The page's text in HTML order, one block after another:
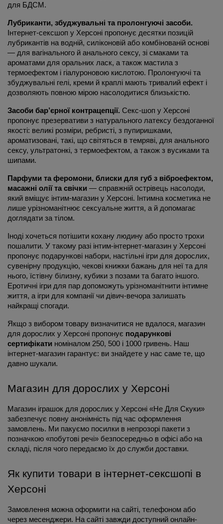
для БДСМ.
Лубриканти, збуджувальні та пролонгуючі засоби.
Інтернет-сексшоп у Херсоні пропонує десятки позицій
лубрикантів на водній, силіконовій або комбінованій основі
— для вагінального й анального сексу, зі смаками та
ароматами для оральних ласк, а також мастила з
термоефектом і гіалуроновою кислотою. Пролонгуючі та
збуджувальні гелі, креми й краплі мають тривалий ефект і
дозволяють повною мірою насолодитися близькістю.
Засоби бар’єрної контрацепції. Секс-шоп у Херсоні
пропонує презервативи з натурального латексу бездоганної
якості: великі розміри, ребристі, з пупиришками,
ароматизовані, такі, що світяться в темряві, для анального
сексу, ультратонкі, з термоефектом, а також з вусиками та
шипами.
Парфуми та феромони, блиски для губ з віброефектом,
масажні олії та свічки — справжній острівець насолоди,
який вміщує інтим-магазин у Херсоні. Інтимна косметика не
лише урізноманітнює сексуальне життя, а й допомагає
доглядати за тілом.
Іноді хочеться потішити кохану людину або просто трохи
пошалити. У такому разі інтим-інтернет-магазин у Херсоні
пропонує подарункові набори, настільні ігри для дорослих,
сувенірну продукцію, чекові книжки бажань для неї та для
нього, їстівну білизну, кубики з позами та багато іншого.
Еротичні ігри для пар допоможуть урізноманітнити інтимне
життя, а ігри для компанії чи дівич-вечора залишать
найкращі спогади.
Якщо з вибором товару визначитися не вдалося, магазин
для дорослих у Херсоні пропонує подарункові
сертифікати номіналом 250, 500 і 1000 гривень. Наш
інтернет-магазин гарантує: ви знайдете у нас саме те, що
давно шукали.
Магазин для дорослих у Херсоні
Магазин іграшок для дорослих у Херсоні «Не Для Скуки»
забезпечує повну анонімність під час оформлення
замовлень. Ми пакуємо посилки в непрозорі пакети з
позначкою «побутові речі» безпосередньо в офісі або на
складі, після чого передаємо їх до служби доставки.
Як купити товари в інтернет-сексшопі в
Херсоні
Замовлення можна оформити на сайті, телефоном або
через месенджери. На сайті завжди доступний онлайн-